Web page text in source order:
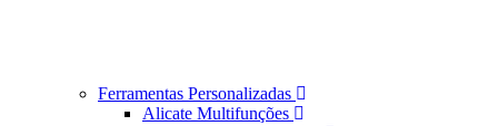
Ferramentas Personalizadas
Alicate Multifunções